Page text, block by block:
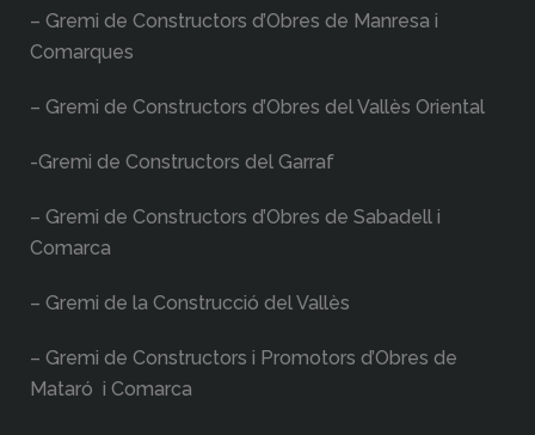
– Gremi de Constructors d’Obres de Manresa i
Comarques
– Gremi de Constructors d’Obres del Vallès Oriental
-Gremi de Constructors del Garraf
– Gremi de Constructors d’Obres de Sabadell i
Comarca
– Gremi de la Construcció del Vallès
– Gremi de Constructors i Promotors d’Obres de
Mataró i Comarca